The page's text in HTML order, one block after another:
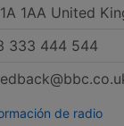
1AA United
333 444 544
de radio